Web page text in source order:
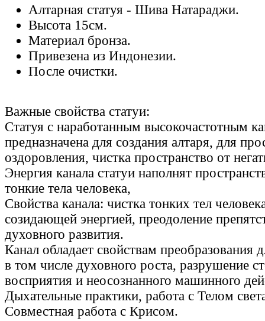
Алтарная статуя - Шива Натараджи.
Высота 15см.
Материал бронза.
Привезена из Индонезии.
После очистки.
Важные свойства статуи:
Статуя с наработанным высокочастотным
предназначена для создания алтаря, для
оздоровления, чистка пространство от
Энергия канала статуи наполнят
тонкие тела человека,
Свойства канала: чистка тонких тел
созидающей энергией, преодоление
духовного развития.
Канал обладает свойствам преобразования
в том числе духовного роста, разрушение
восприятия и неосознанного машинного
Дыхательные практики, работа с Телом
Совместная работа с Крисом.